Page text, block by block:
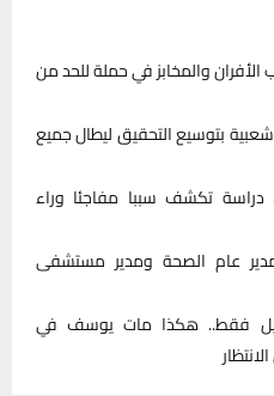
والمخابز في حملة للحد من
بتوسيع التحقيق ليطال جميع
تكشف سببا مفاجئا وراء
عام الصحة ومدير مستشفى
فقط.. هكذا مات يوسف في